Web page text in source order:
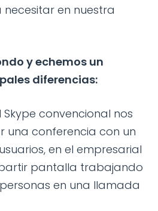
en nuestra
y echemos un
diferencias:
Skype convencional nos
una conferencia con un
en el empresarial
pantalla trabajando
en una llamada